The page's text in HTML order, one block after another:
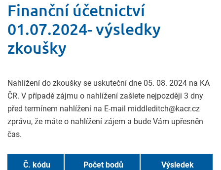
Finanční účetnictví
01.07.2024- výsledky
zkoušky
Nahlížení do zkoušky se uskuteční dne 05. 08. 2024 na KA
ČR. V případě zájmu o nahlížení zašlete nejpozději 3 dny
před termínem nahlížení na E-mail middleditch@kacr.cz
zprávu, že máte o nahlížení zájem a bude Vám upřesněn
čas.
Č. kódu Počet bodů Výsledek